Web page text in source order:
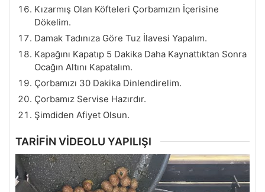
Kızarmış Olan Köfteleri Çorbamızın İçerisine
Dökelim.
Damak Tadınıza Göre Tuz İlavesi Yapalım.
Kapağını Kapatıp 5 Dakika Daha Kaynattıktan Sonra
Ocağın Altını Kapatalım.
Çorbamızı 30 Dakika Dinlendirelim.
Çorbamız Servise Hazırdır.
Şimdiden Afiyet Olsun.
TARİFİN VİDEOLU YAPILIŞI